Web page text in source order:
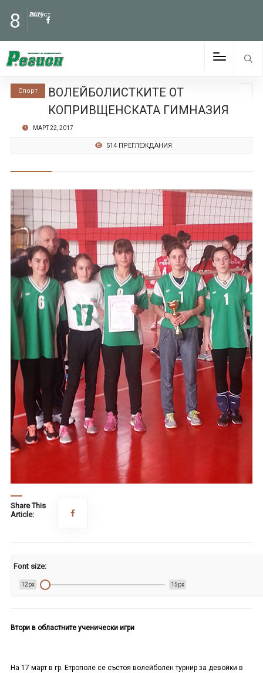
8 Август
2026
Спорт
ВОЛЕЙБОЛИСТКИТЕ ОТ
КОПРИВЩЕНСКАТА ГИМНАЗИЯ
МАРТ 22, 2017
514 ПРЕГЛЕЖДАНИЯ
Share This
Article:
Font size:
12px 15px
Втори в областните ученически игри
На 17 март в гр. Етрополе се състоя волейболен турнир за девойки в